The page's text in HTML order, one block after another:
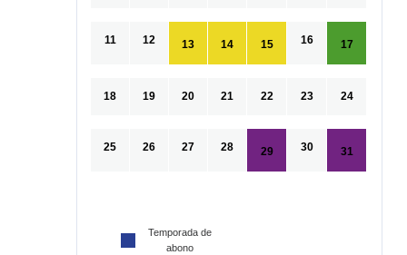
11 12 13 14 15 16 17
18 19 20 21 22 23 24
25 26 27 28 29 30 31
Temporada de
abono